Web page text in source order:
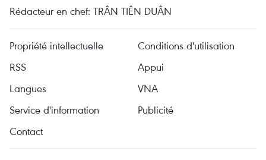
Rédacteur en chef: TRÂN TIÊN DUÂN
Propriété intellectuelle
Conditions d'utilisation
RSS
Appui
Langues
VNA
Service d'information
Publicité
Contact